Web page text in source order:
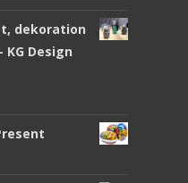
dekoration
Design